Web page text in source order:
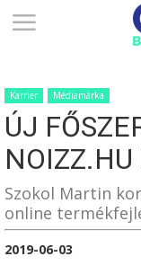
ONBRANDS
–
ALAPON
Karrier Médiamárka
ÚJ
NOIZZ.HU
Szokol Martin
online
2019-06-03